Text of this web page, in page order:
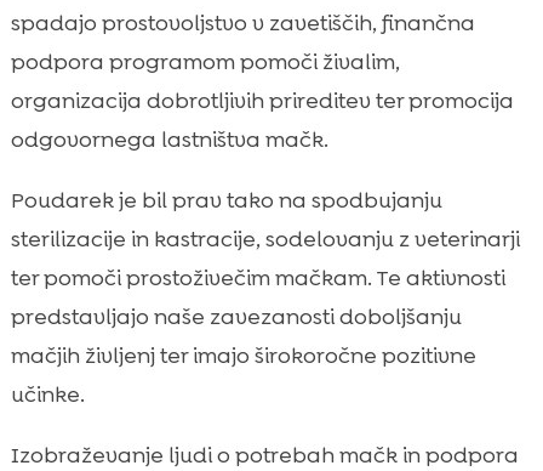
spadajo prostovoljstvo v zavetiščih, finančna
podpora programom pomoči živalim,
organizacija dobrotljivih prireditev ter promocija
odgovornega lastništva mačk.
Poudarek je bil prav tako na spodbujanju
sterilizacije in kastracije, sodelovanju z veterinarji
ter pomoči prostoživečim mačkam. Te aktivnosti
predstavljajo naše zavezanosti doboljšanju
mačjih življenj ter imajo širokoročne pozitivne
učinke.
Izobraževanje ljudi o potrebah mačk in podpora